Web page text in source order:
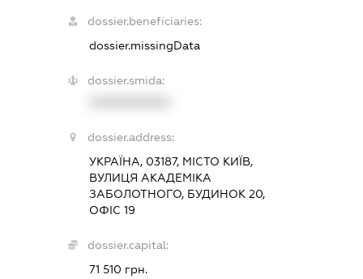
dossier.beneficiaries:
dossier.missingData
dossier.smida:
dossier.address:
УКРАЇНА, 03187, МІСТО КИЇВ,
ВУЛИЦЯ АКАДЕМІКА
ЗАБОЛОТНОГО, БУДИНОК 20,
ОФІС 19
dossier.capital:
71 510 грн.